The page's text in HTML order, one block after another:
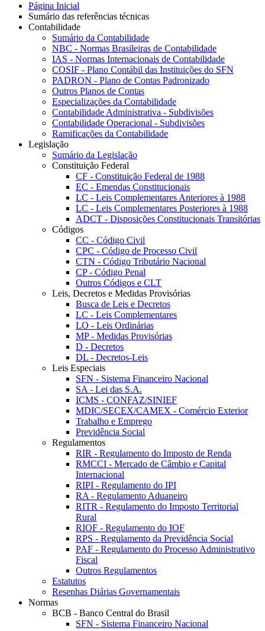
Página Inicial
Sumário das referências técnicas
Contabilidade
Sumário da Contabilidade
NBC - Normas Brasileiras de Contabilidade
IAS - Normas Internacionais de Contabilidade
COSIF - Plano Contábil das Instituições do SFN
PADRON - Plano de Contas Padronizado
Outros Planos de Contas
Especializações da Contabilidade
Contabilidade Administrativa - Subdivisões
Contabilidade Operacional - Subdivisões
Ramificações da Contabilidade
Legislação
Sumário da Legislação
Constituição Federal
CF - Constituição Federal de 1988
EC - Emendas Constitucionais
LC - Leis Complementares Anteriores à 1988
LC - Leis Complementares Posteriores à 1988
ADCT - Disposições Constitucionais Transitórias
Códigos
CC - Código Civil
CPC - Código de Processo Civil
CTN - Código Tributário Nacional
CP - Código Penal
Outros Códigos e CLT
Leis, Decretos e Medidas Provisórias
Busca de Leis e Decretos
LC - Leis Complementares
LO - Leis Ordinárias
MP - Medidas Provisórias
D - Decretos
DL - Decretos-Leis
Leis Especiais
SFN - Sistema Financeiro Nacional
SA - Lei das S.A.
ICMS - CONFAZ/SINIEF
MDIC/SECEX/CAMEX - Comércio Exterior
Trabalho e Emprego
Previdência Social
Regulamentos
RIR - Regulamento do Imposto de Renda
RMCCI - Mercado de Câmbio e Capital
Internacional
RIPI - Regulamento do IPI
RA - Regulamento Aduaneiro
RITR - Regulamento do Imposto Territorial
Rural
RIOF - Regulamento do IOF
RPS - Regulamento da Previdência Social
PAF - Regulamento do Processo Administrativo
Fiscal
Outros Regulamentos
Estatutos
Resenhas Diárias Governamentais
Normas
BCB - Banco Central do Brasil
SFN - Sistema Financeiro Nacional